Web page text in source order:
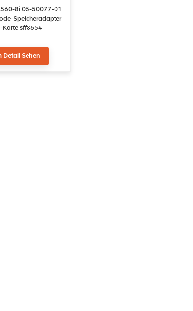
8i 05-50077-01
Speicheradapter
Karte sff8654
Detail Sehen